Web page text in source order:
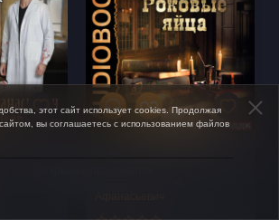
этот сайт использует cookies. Продолжая
сайтом, вы соглашаетесь с использованием файлов